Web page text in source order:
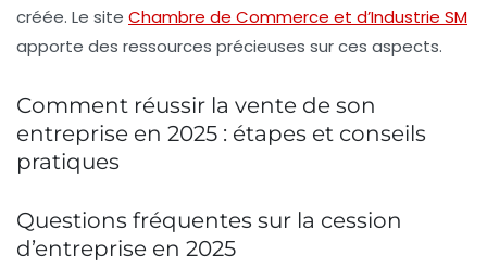
créée. Le site Chambre de Commerce et d’Industrie SM
apporte des ressources précieuses sur ces aspects.
Comment réussir la vente de son
entreprise en 2025 : étapes et conseils
pratiques
Questions fréquentes sur la cession
d’entreprise en 2025